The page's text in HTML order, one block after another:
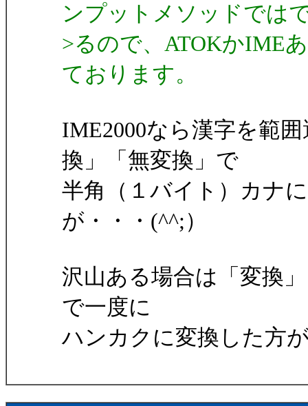
ンプットメソッドでは
>るので、ATOKかIME
ております。
IME2000なら漢字を範
換」「無変換」で
半角（１バイト）カナ
が・・・(^^;）
沢山ある場合は「変換
で一度に
ハンカクに変換した方